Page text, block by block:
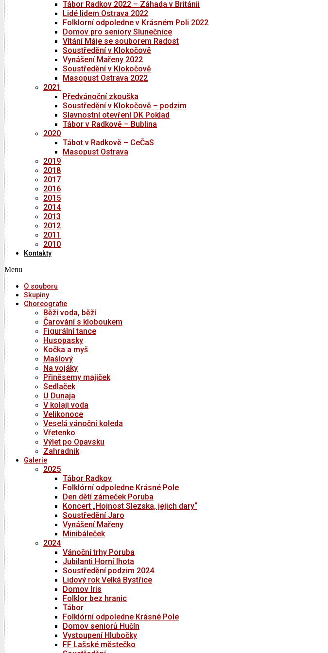
Tábor Radkov 2022 – Záhada v Británii
Lidé lidem Ostrava 2022
Folklorní odpoledne v Krásném Poli 2022
Domov pro seniory Slunečnice
Vítání Máje se souborem Radost
Soustředění v Klokočově
Vynášení Mařeny 2022
Soustředění v Klokočově
Masopust Ostrava 2022
2021
Předvánoční zkouška
Soustředění v Klokočově – podzim
Slavnostní otevření DK Poklad
Tábor v Radkově – Bublina
2020
Tábot v Radkově – CeČaS
Masopust Ostrava
2019
2018
2017
2016
2015
2014
2013
2012
2011
2010
Kontakty
Menu
O souboru
Skupiny
Choreografie
Běží voda, běží
Čarování s kloboukem
Figurální tance
Husopasky
Kočka a myš
Mašlový
Na vojáky
Přiněsemy majiček
Sedlaček
U Dunaja
V kolaji voda
Velikonoce
Veselá vánoční koleda
Vřetenko
Výlet po Opavsku
Zahradnik
Galerie
2025
Tábor Radkov
Folklórní odpoledne Krásné Pole
Den dětí zámeček Poruba
Koncert „Hojnost Slezska, jejich dary“
Soustředění Jaro
Vynášení Mařeny
Minibáleček
2024
Vánoční trhy Poruba
Jubilanti Horní lhota
Soustředění podzim 2024
Lidový rok Velká Bystřice
Domov Iris
Folklor bez hranic
Tábor
Folklórní odpoledne Krásné Pole
Domov seniorů Hučín
Vystoupení Hlubočky
FF Lašské městečko